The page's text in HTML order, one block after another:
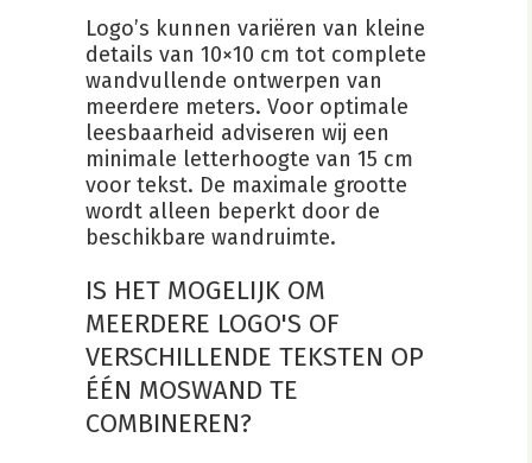
Logo’s kunnen variëren van kleine
details van 10×10 cm tot complete
wandvullende ontwerpen van
meerdere meters. Voor optimale
leesbaarheid adviseren wij een
minimale letterhoogte van 15 cm
voor tekst. De maximale grootte
wordt alleen beperkt door de
beschikbare wandruimte.
IS HET MOGELIJK OM
MEERDERE LOGO'S OF
VERSCHILLENDE TEKSTEN OP
ÉÉN MOSWAND TE
COMBINEREN?